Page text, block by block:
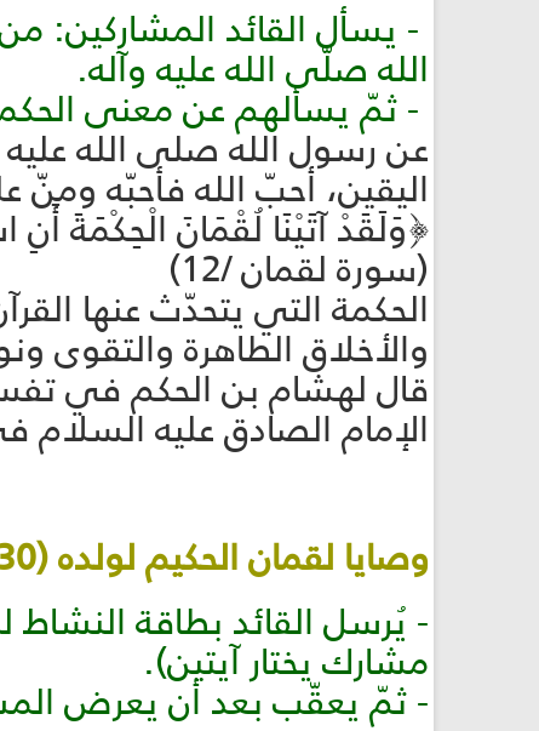
- يسأل القائد المشاركين:
الله صلّى الله عليه وآله.
- ثمّ يسألهم عن معنى الحكمة
عن رسول الله صلى الله عليه
اليقين، أحبّ الله فأحبّه ومنّ
﴿وَلَقَدْ آتَيْنَا لُقْمَانَ الْحِكْمَةَ
(سورة لقمان /12)
الحكمة التي يتحدّث عنها
والأخلاق الطاهرة والتقوى
قال لهشام بن الحكم في
الإمام الصادق عليه
وصايا لقمان الحكيم لولده (30د)
- يُرسل القائد بطاقة
مشارك يختار آيتين).
- ثمّ يعقّب بعد أن يعرض